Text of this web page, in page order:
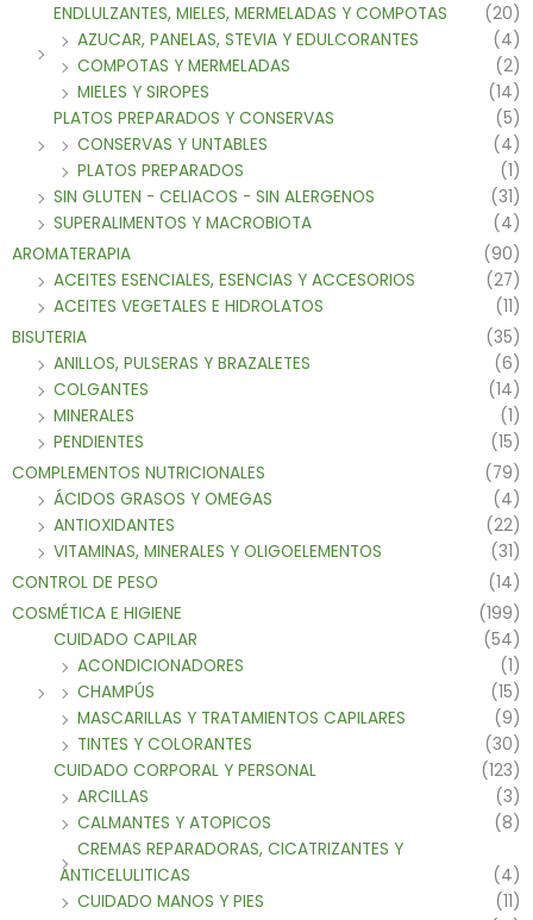
ENDLULZANTES, MIELES, MERMELADAS Y COMPOTAS
(20)
AZUCAR, PANELAS, STEVIA Y EDULCORANTES
(4)
COMPOTAS Y MERMELADAS
(2)
MIELES Y SIROPES
(14)
PLATOS PREPARADOS Y CONSERVAS
(5)
CONSERVAS Y UNTABLES
(4)
PLATOS PREPARADOS
(1)
SIN GLUTEN - CELIACOS - SIN ALERGENOS
(31)
SUPERALIMENTOS Y MACROBIOTA
(4)
AROMATERAPIA
(90)
ACEITES ESENCIALES, ESENCIAS Y ACCESORIOS
(27)
ACEITES VEGETALES E HIDROLATOS
(11)
BISUTERIA
(35)
ANILLOS, PULSERAS Y BRAZALETES
(6)
COLGANTES
(14)
MINERALES
(1)
PENDIENTES
(15)
COMPLEMENTOS NUTRICIONALES
(79)
ÁCIDOS GRASOS Y OMEGAS
(4)
ANTIOXIDANTES
(22)
VITAMINAS, MINERALES Y OLIGOELEMENTOS
(31)
CONTROL DE PESO
(14)
COSMÉTICA E HIGIENE
(199)
CUIDADO CAPILAR
(54)
ACONDICIONADORES
(1)
CHAMPÚS
(15)
MASCARILLAS Y TRATAMIENTOS CAPILARES
(9)
TINTES Y COLORANTES
(30)
CUIDADO CORPORAL Y PERSONAL
(123)
ARCILLAS
(3)
CALMANTES Y ATOPICOS
(8)
CREMAS REPARADORAS, CICATRIZANTES Y
ANTICELULITICAS
(4)
CUIDADO MANOS Y PIES
(11)